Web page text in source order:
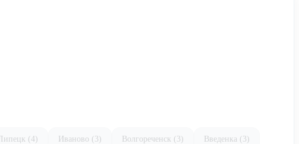
(4) Иваново (3) Волгореченск (3) Введенка (3)